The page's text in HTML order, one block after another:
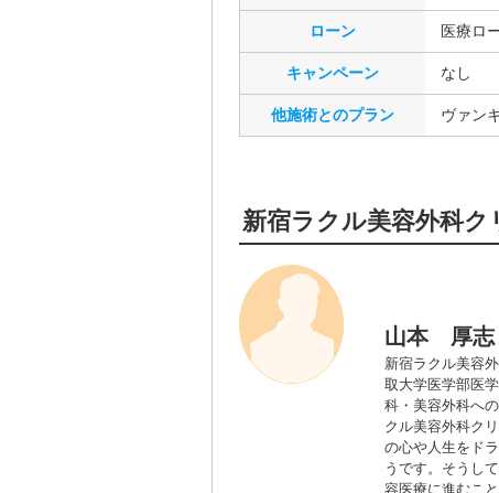
ローン 医療ロ
キャンペーン なし
他施術とのプラン ヴァン
新宿ラクル美容外科
山本 厚
新宿ラクル美容
取大学医学部医
科・美容外科へ
クル美容外科ク
の心や人生をド
うです。そうし
容医療に進むこ